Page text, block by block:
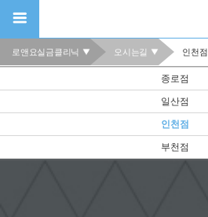
로앤요실금클리닉 오시는길 인천점
종로점
일산점
인천점
부천점